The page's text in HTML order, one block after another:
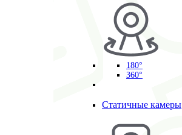
180°
360°
Статичные камеры